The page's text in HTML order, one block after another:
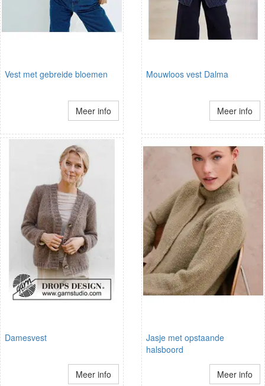
Vest met gebreide bloemen
Meer info
Mouwloos vest Dalma
Meer info
Damesvest
Meer info
Jasje met opstaande
halsboord
Meer info